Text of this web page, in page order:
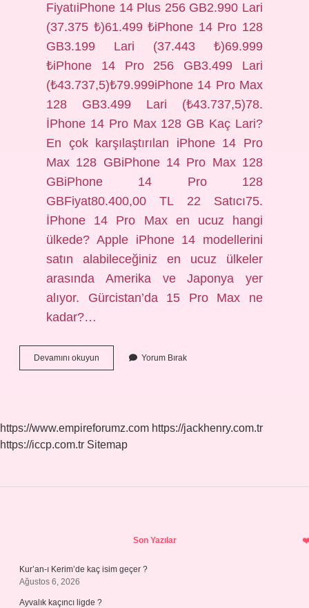
FiyatıiPhone 14 Plus 256 GB2.990 Lari
(37.375 ₺)61.499 ₺iPhone 14 Pro 128
GB3.199 Lari (37.443 ₺)69.999
₺iPhone 14 Pro 256 GB3.499 Lari
(₺43.737,5)₺79.999iPhone 14 Pro Max
128 GB3.499 Lari (₺43.737,5)78.
İPhone 14 Pro Max 128 GB Kaç Lari?
En çok karşılaştırılan iPhone 14 Pro
Max 128 GBiPhone 14 Pro Max 128
GBiPhone 14 Pro 128
GBFiyat80.400,00 TL 22 Satıcı75.
İPhone 14 Pro Max en ucuz hangi
ülkede? Apple iPhone 14 modellerini
satın alabileceğiniz en ucuz ülkeler
arasında Amerika ve Japonya yer
alıyor. Gürcistan’da 15 Pro Max ne
kadar?…
Devamını okuyun Gürcistanda
Iphone
Ne
Kadar
Yorum Bırak
https://www.empireforumz.com https://jackhenry.com.tr
https://iccp.com.tr Sitemap
Son Yazılar
Kur’an-ı Kerim’de kaç isim geçer ?
Ağustos 6, 2026
Ayvalık kaçıncı ligde ?